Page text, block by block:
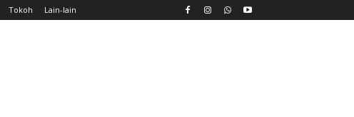
Tokoh Lain-lain